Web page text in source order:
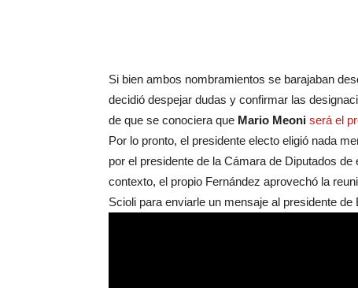
Si bien ambos nombramientos se barajaban
decidió despejar dudas y confirmar las
de que se conociera que Mario Meoni será el
Por lo pronto, el presidente electo eligió nada
por el presidente de la Cámara de Diputados de
contexto, el propio Fernández aprovechó la
Scioli para enviarle un mensaje al presidente de